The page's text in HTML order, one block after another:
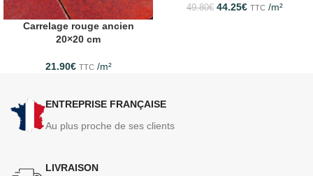
Carrelage rouge ancien
20×20 cm
21.90€ TTC /m²
49.80€ 44.25€ TTC /m²
ENTREPRISE FRANÇAISE
Au plus proche de ses clients
LIVRAISON